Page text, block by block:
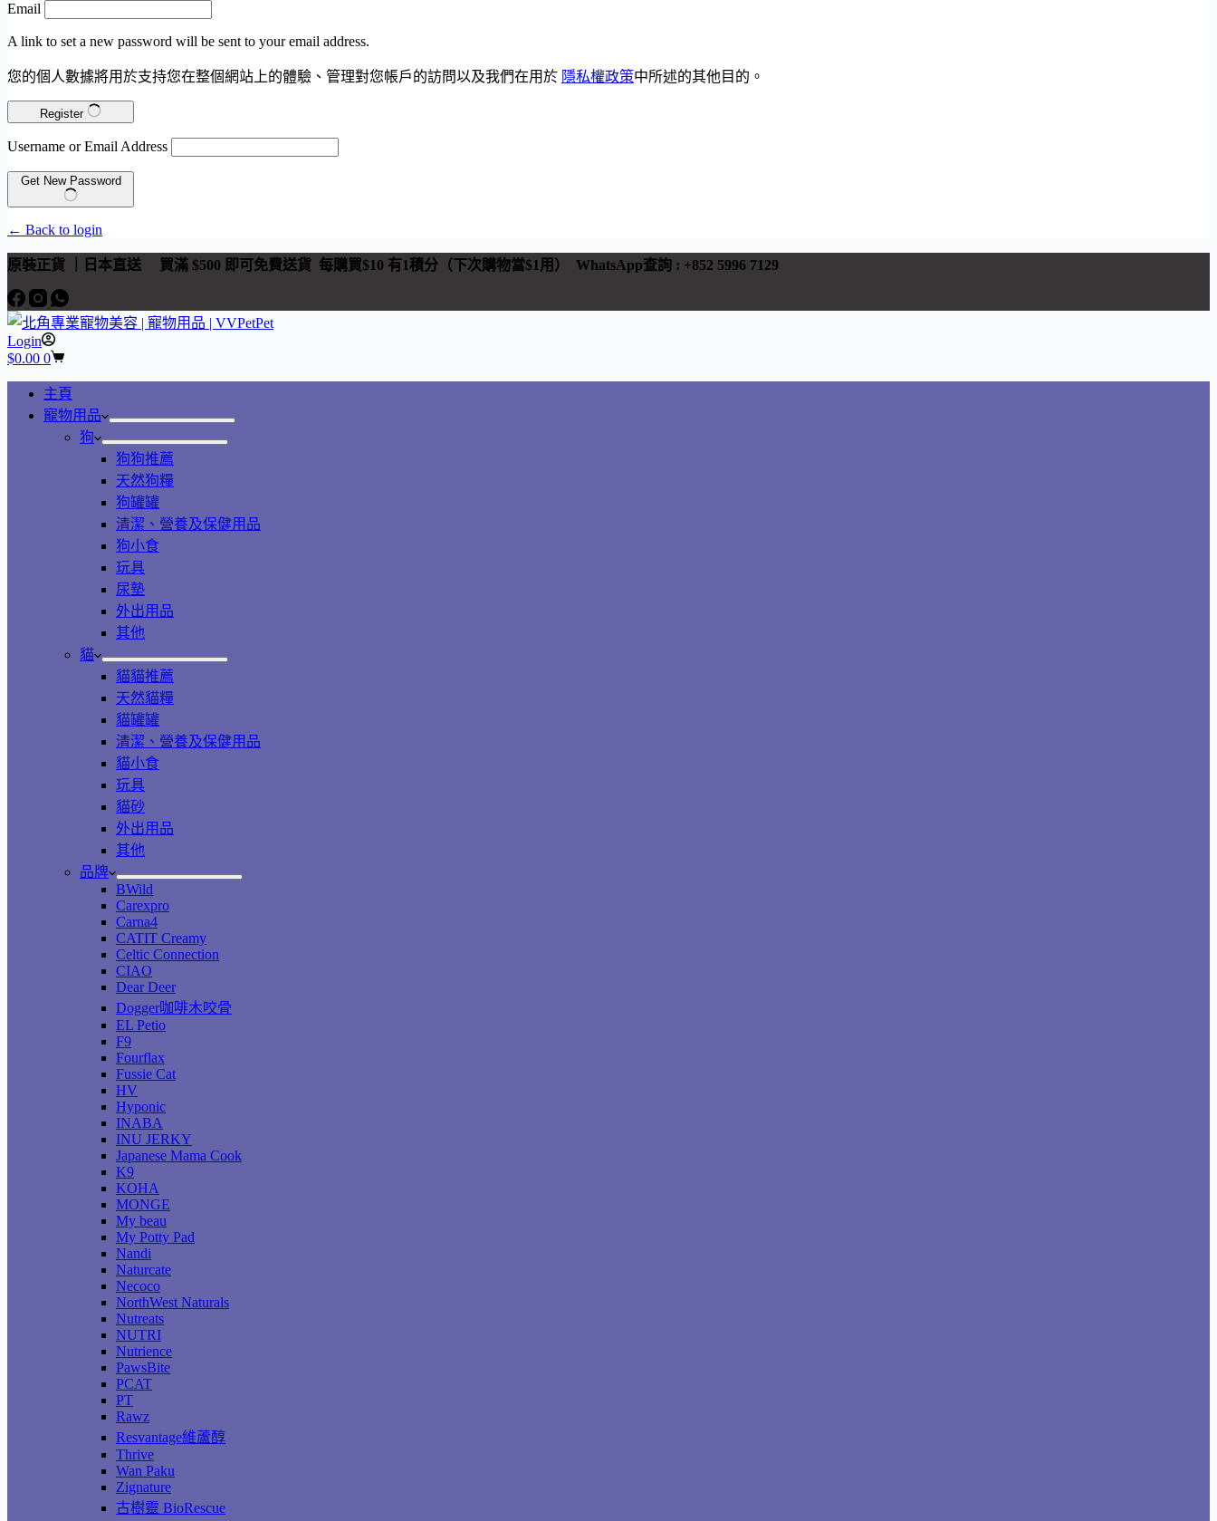
Email
A link to set a new password will be sent to your email address.
您的個人數據將用於支持您在整個網站上的體驗、管理對您帳戶的訪問以及我們在用於 隱私權政策中所述的其他目的。
Register
Username or Email Address
Get New Password
← Back to login
原裝正貨 ｜日本直送 買滿 $500 即可免費送貨 每購買$10 有1積分（下次購物當$1用） WhatsApp查詢 : +852 5996 7129
Login
Shopping
$0.00 0
主頁
寵物用品
狗
狗狗推薦
天然狗糧
狗罐罐
清潔、營養及保健用品
狗小食
玩具
尿墊
外出用品
其他
貓
貓貓推薦
天然貓糧
貓罐罐
清潔、營養及保健用品
貓小食
玩具
貓砂
外出用品
其他
品牌
BWild
Carexpro
Carna4
CATIT Creamy
Celtic Connection
CIAO
Dear Deer
Dogger咖啡木咬骨
EL Petio
F9
Fourflax
Fussie Cat
HV
Hyponic
INABA
INU JERKY
Japanese Mama Cook
K9
KOHA
MONGE
My beau
My Potty Pad
Nandi
Naturcate
Necoco
NorthWest Naturals
Nutreats
NUTRI
Nutrience
PawsBite
PCAT
PT
Rawz
Resvantage維蘆醇
Thrive
Wan Paku
Zignature
古樹靈 BioRescue